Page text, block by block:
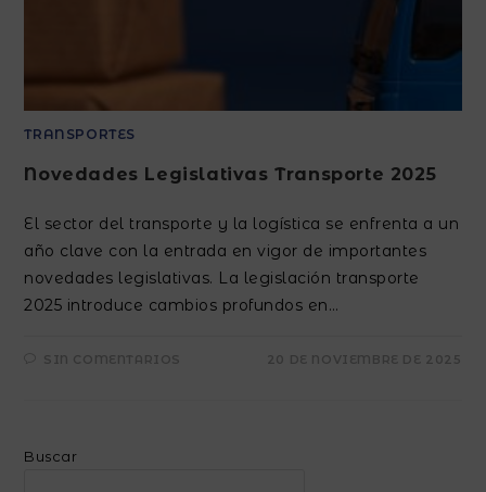
TRANSPORTES
Novedades Legislativas Transporte 2025
El sector del transporte y la logística se enfrenta a un
año clave con la entrada en vigor de importantes
novedades legislativas. La legislación transporte
2025 introduce cambios profundos en…
SIN COMENTARIOS 20 DE NOVIEMBRE DE 2025
Buscar